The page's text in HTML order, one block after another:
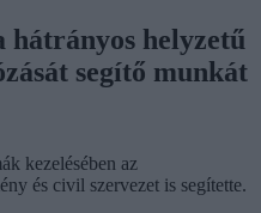
helyzetű
segítő munkát
kezelésében az
és civil szervezet is segítette.